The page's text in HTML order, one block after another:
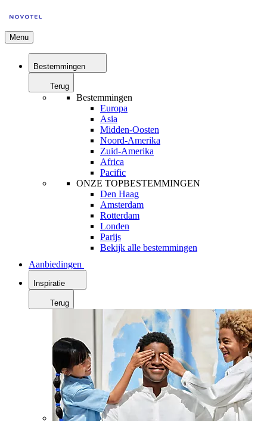
Menu
Bestemmingen
Terug
Bestemmingen
Europa
Asia
Midden-Oosten
Noord-Amerika
Zuid-Amerika
Africa
Pacific
ONZE TOPBESTEMMINGEN
Den Haag
Amsterdam
Rotterdam
Londen
Parijs
Bekijk alle bestemmingen
Aanbiedingen
Inspiratie
Terug